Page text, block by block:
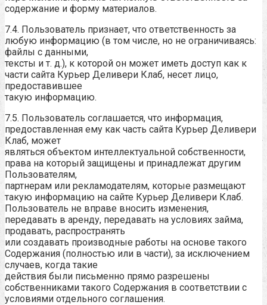
содержание и форму материалов.
7.4. Пользователь признает, что ответственность за
любую информацию (в том числе, но не ограничиваясь:
файлы с данными,
тексты и т. д.), к которой он может иметь доступ как к
части сайта Курьер Деливери Клаб, несет лицо,
предоставившее
такую информацию.
7.5. Пользователь соглашается, что информация,
предоставленная ему как часть сайта Курьер Деливери
Клаб, может
являться объектом интеллектуальной собственности,
права на который защищены и принадлежат другим
Пользователям,
партнерам или рекламодателям, которые размещают
такую информацию на сайте Курьер Деливери Клаб.
Пользователь не вправе вносить изменения,
передавать в аренду, передавать на условиях займа,
продавать, распространять
или создавать производные работы на основе такого
Содержания (полностью или в части), за исключением
случаев, когда такие
действия были письменно прямо разрешены
собственниками такого Содержания в соответствии с
условиями отдельного соглашения.